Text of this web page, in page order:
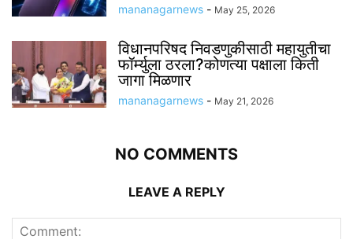
mananagarnews - May 25, 2026
विधानपरिषद निवडणुकीसाठी महायुतीचा
फॉर्म्युला ठरला?कोणत्या पक्षाला किती
जागा मिळणार
mananagarnews - May 21, 2026
NO COMMENTS
LEAVE A REPLY